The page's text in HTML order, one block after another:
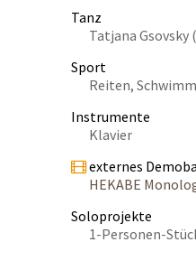
Tanz
Tatjana
Sport
Reiten,
Instrumente
Klavier
externes
HEKABE
Soloprojekte
1-Personen-